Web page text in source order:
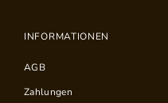
INFORMATIONEN
AGB
Zahlungen